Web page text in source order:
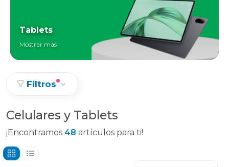
Tablets
Mostrar más
Filtros
Celulares y Tablets
¡Encontramos 48 artículos para ti!